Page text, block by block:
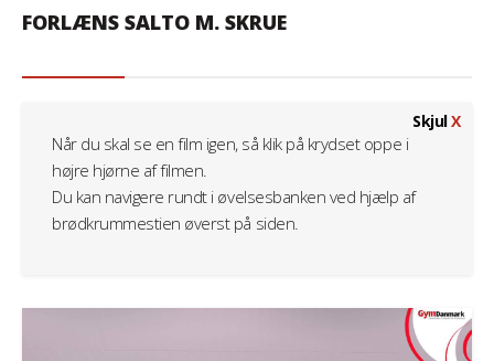
FORLÆNS SALTO M. SKRUE
Når du skal se en film igen, så klik på krydset oppe i
højre hjørne af filmen.
Du kan navigere rundt i øvelsesbanken ved hjælp af
brødkrummestien øverst på siden.
SkjulX